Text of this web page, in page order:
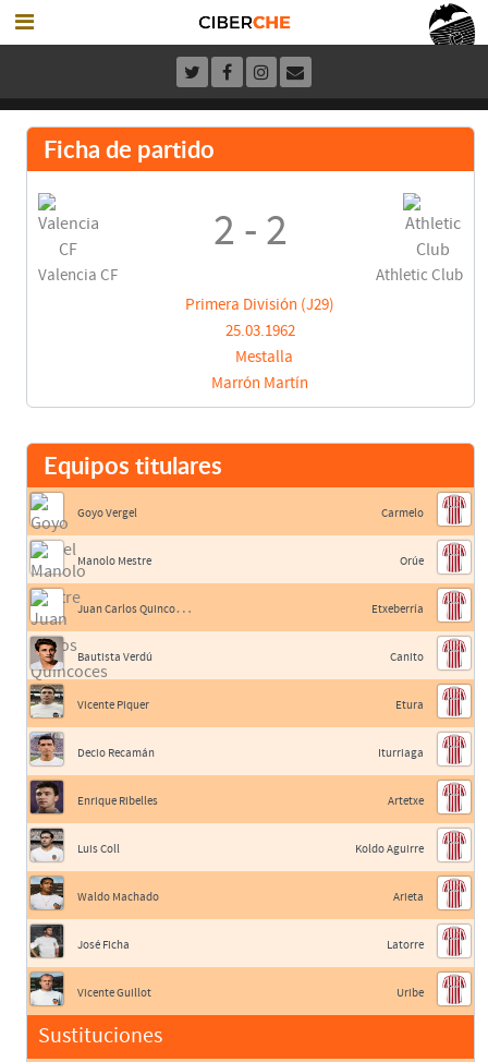
Ficha de partido
Valencia CF
2 - 2
Athletic Club
Primera División (J29)
25.03.1962
Mestalla
Marrón Martín
Equipos titulares
Goyo Vergel
Manolo Mestre
J
uan Carlos Quincoces II
Bautista Verdú
Vicente Piquer
Decio Recamán
Enrique Ribelles
Luis Coll
Waldo Machado
José Ficha
Vicente Guillot
Sustituciones
Carmelo
Orúe
Etxeberría
Canito
Etura
Iturriaga
Artetxe
Koldo Aguirre
Arieta
Latorre
Uribe